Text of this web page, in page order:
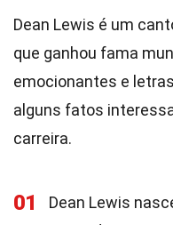
Dean Lewis é um
que ganhou fama
emocionantes e
alguns fatos
carreira.
01
Dean Lewis